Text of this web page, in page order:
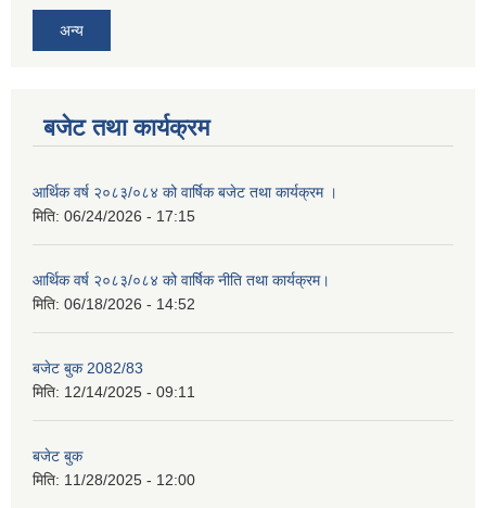
अन्य
बजेट तथा कार्यक्रम
आर्थिक वर्ष २०८३/०८४ को वार्षिक बजेट तथा कार्यक्रम ।
मिति: 06/24/2026 - 17:15
आर्थिक वर्ष २०८३/०८४ को वार्षिक नीति तथा कार्यक्रम।
मिति: 06/18/2026 - 14:52
बजेट बुक 2082/83
मिति: 12/14/2025 - 09:11
बजेट बुक
मिति: 11/28/2025 - 12:00